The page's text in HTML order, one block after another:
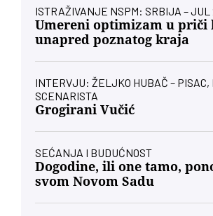
ISTRAŽIVANJE NSPM: SRBIJA – JUL
Umereni optimizam u priči
unapred poznatog kraja
INTERVJU: ŽELJKO HUBAČ – PISAC,
SCENARISTA
Grogirani Vučić
SEĆANJA I BUDUĆNOST
Dogodine, ili one tamo,
svom Novom Sadu